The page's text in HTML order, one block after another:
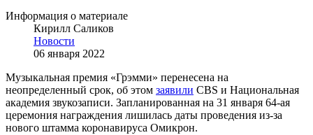
Информация о материале
Кирилл Саликов
Новости
06 января 2022
Музыкальная премия «Грэмми» перенесена на
неопределенный срок, об этом заявили CBS и Национальная
академия звукозаписи. Запланированная на 31 января 64-ая
церемония награждения лишилась даты проведения из-за
нового штамма коронавируса Омикрон.